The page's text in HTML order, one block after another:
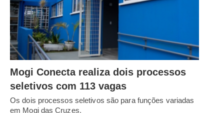
Mogi Conecta realiza dois processos
seletivos com 113 vagas
Os dois processos seletivos são para funções variadas
em Mogi das Cruzes.